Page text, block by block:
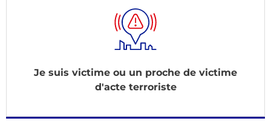
Je suis victime ou un proche de victime
d'acte terroriste